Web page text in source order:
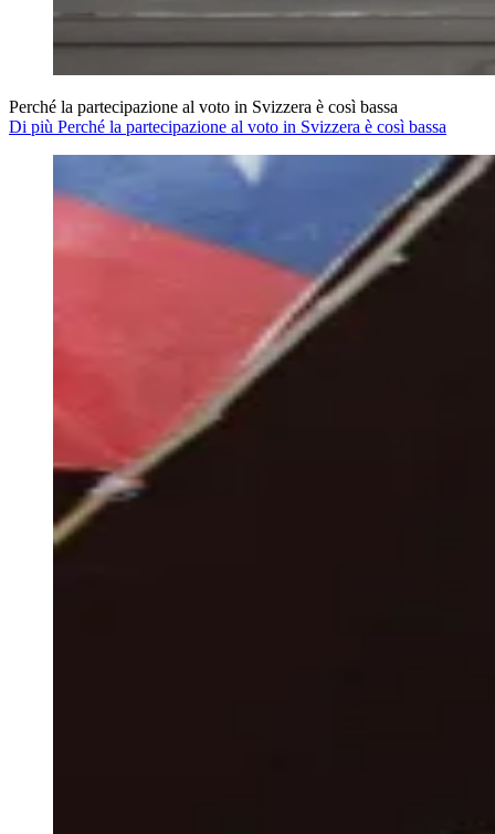
Perché la partecipazione al voto in Svizzera è così bassa
Di più Perché la partecipazione al voto in Svizzera è così bassa